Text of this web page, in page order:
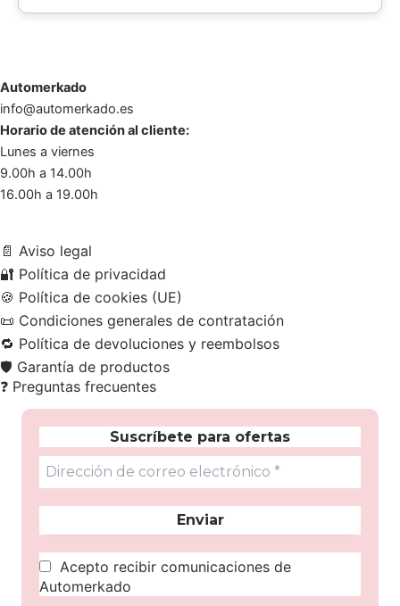
Automerkado
info@automerkado.es
Horario de atención al cliente:
Lunes a viernes
9.00h a 14.00h
16.00h a 19.00h
📄 Aviso legal
🔐 Política de privacidad
🍪 Política de cookies (UE)
📜 Condiciones generales de contratación
🔁 Política de devoluciones y reembolsos
🛡️ Garantía de productos
❓ Preguntas frecuentes
Suscríbete para ofertas
Acepto recibir comunicaciones de
Automerkado